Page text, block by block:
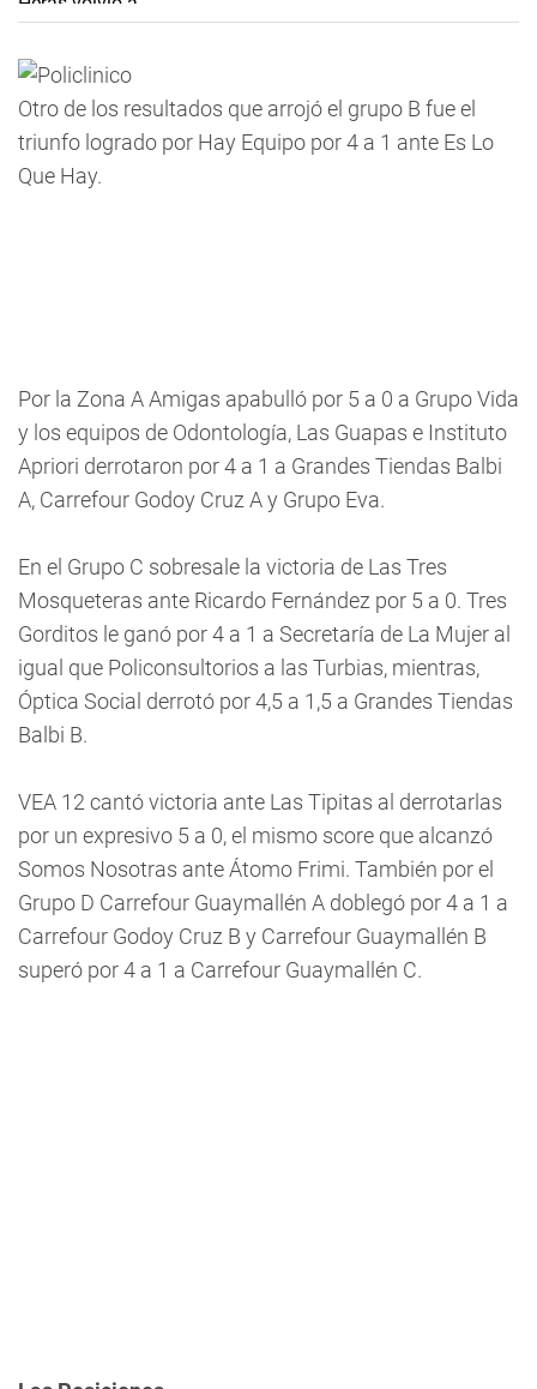
Otro de los resultados que arrojó el grupo B fue el
triunfo logrado por Hay Equipo por 4 a 1 ante Es Lo
Que Hay.
Por la Zona A Amigas apabulló por 5 a 0 a Grupo Vida
y los equipos de Odontología, Las Guapas e Instituto
Apriori derrotaron por 4 a 1 a Grandes Tiendas Balbi
A, Carrefour Godoy Cruz A y Grupo Eva.
En el Grupo C sobresale la victoria de Las Tres
Mosqueteras ante Ricardo Fernández por 5 a 0. Tres
Gorditos le ganó por 4 a 1 a Secretaría de La Mujer al
igual que Policonsultorios a las Turbias, mientras,
Óptica Social derrotó por 4,5 a 1,5 a Grandes Tiendas
Balbi B.
VEA 12 cantó victoria ante Las Tipitas al derrotarlas
por un expresivo 5 a 0, el mismo score que alcanzó
Somos Nosotras ante Átomo Frimi. También por el
Grupo D Carrefour Guaymallén A doblegó por 4 a 1 a
Carrefour Godoy Cruz B y Carrefour Guaymallén B
superó por 4 a 1 a Carrefour Guaymallén C.